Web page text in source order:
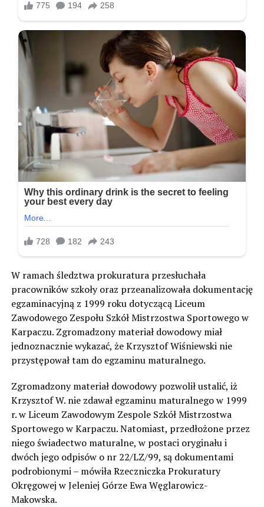
W ramach śledztwa prokuratura przesłuchała
pracowników szkoły oraz przeanalizowała dokumentację
egzaminacyjną z 1999 roku dotyczącą Liceum
Zawodowego Zespołu Szkół Mistrzostwa Sportowego w
Karpaczu. Zgromadzony materiał dowodowy miał
jednoznacznie wykazać, że Krzysztof Wiśniewski nie
przystępował tam do egzaminu maturalnego.
Zgromadzony materiał dowodowy pozwolił ustalić, iż
Krzysztof W. nie zdawał egzaminu maturalnego w 1999
r. w Liceum Zawodowym Zespole Szkół Mistrzostwa
Sportowego w Karpaczu. Natomiast, przedłożone przez
niego świadectwo maturalne, w postaci oryginału i
dwóch jego odpisów o nr 22/LZ/99, są dokumentami
podrobionymi – mówiła Rzeczniczka Prokuratury
Okręgowej w Jeleniej Górze Ewa Węglarowicz-
Makowska.